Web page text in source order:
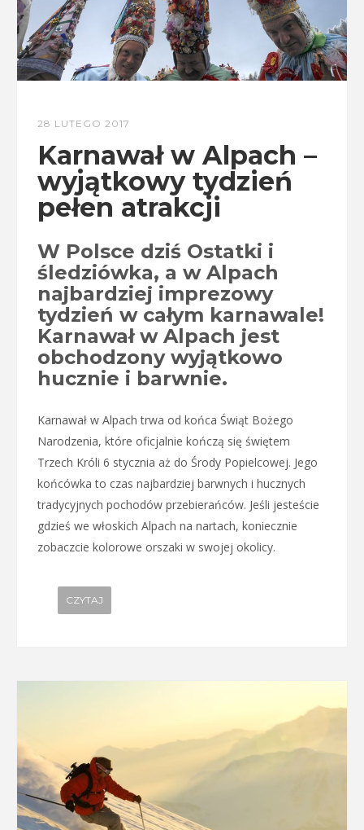
28 LUTEGO 2017
Karnawał w Alpach –
wyjątkowy tydzień
pełen atrakcji
W Polsce dziś Ostatki i
śledziówka, a w Alpach
najbardziej imprezowy
tydzień w całym karnawale!
Karnawał w Alpach jest
obchodzony wyjątkowo
hucznie i barwnie.
Karnawał w Alpach trwa od końca Świąt Bożego
Narodzenia, które oficjalnie kończą się świętem
Trzech Króli 6 stycznia aż do Środy Popielcowej. Jego
końcówka to czas najbardziej barwnych i hucznych
tradycyjnych pochodów przebierańców. Jeśli jesteście
gdzieś we włoskich Alpach na nartach, koniecznie
zobaczcie kolorowe orszaki w swojej okolicy.
CZYTAJ